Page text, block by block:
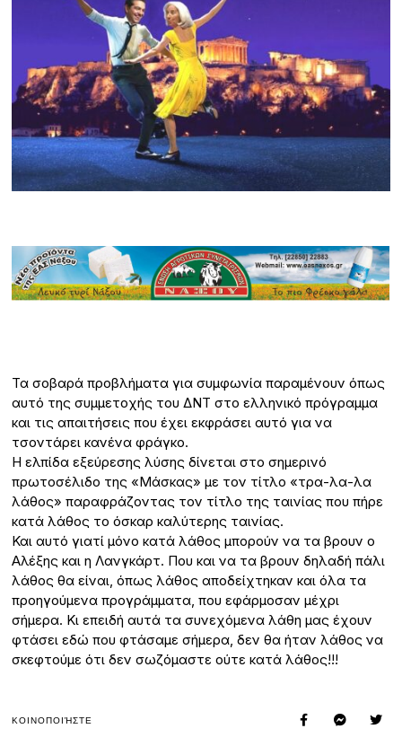
Τα σοβαρά προβλήματα για συμφωνία παραμένουν όπως
αυτό της συμμετοχής του ΔΝΤ στο ελληνικό πρόγραμμα
και τις απαιτήσεις που έχει εκφράσει αυτό για να
τσοντάρει κανένα φράγκο.
Η ελπίδα εξεύρεσης λύσης δίνεται στο σημερινό
πρωτοσέλιδο της «Μάσκας» με τον τίτλο «τρα-λα-λα
λάθος» παραφράζοντας τον τίτλο της ταινίας που πήρε
κατά λάθος το όσκαρ καλύτερης ταινίας.
Και αυτό γιατί μόνο κατά λάθος μπορούν να τα βρουν ο
Αλέξης και η Λανγκάρτ. Που και να τα βρουν δηλαδή πάλι
λάθος θα είναι, όπως λάθος αποδείχτηκαν και όλα τα
προηγούμενα προγράμματα, που εφάρμοσαν μέχρι
σήμερα. Κι επειδή αυτά τα συνεχόμενα λάθη μας έχουν
φτάσει εδώ που φτάσαμε σήμερα, δεν θα ήταν λάθος να
σκεφτούμε ότι δεν σωζόμαστε ούτε κατά λάθος!!!
ΚΟΙΝΟΠΟΙΉΣΤΕ